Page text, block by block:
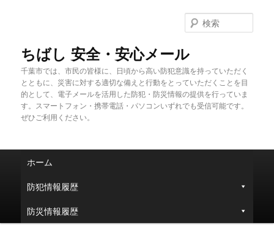
ちばし 安全・安心メール
千葉市では、市民の皆様に、日頃から高い防犯意識を持っていただく
とともに、災害に対する適切な備えと行動をとっていただくことを目
的として、電子メールを活用した防犯・防災情報の提供を行っていま
す。スマートフォン・携帯電話・パソコンいずれでも受信可能です。
ぜひご利用ください。
索
ュ
ホーム
防犯情報履歴
防災情報履歴